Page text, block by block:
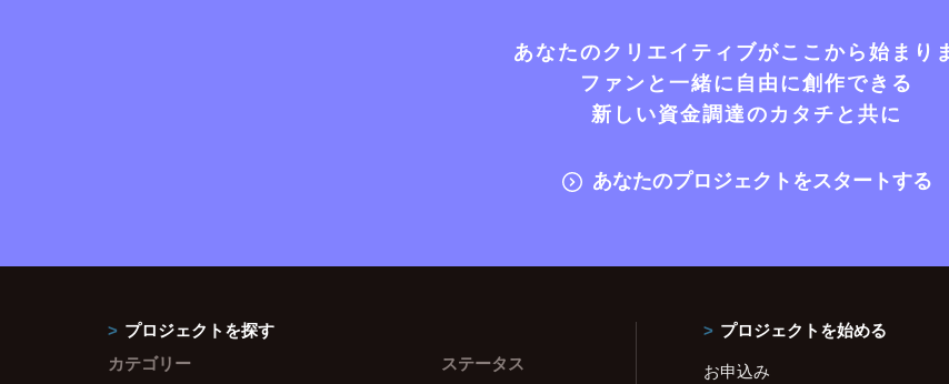
あなたのクリエイティブがここから始まり
ファンと一緒に自由に創作できる
新しい資金調達のカタチと共に
あなたのプロジェクトをスタートする
プロジェクトを探す
カテゴリー
ステータス
プロジェクトを始める
お申込み